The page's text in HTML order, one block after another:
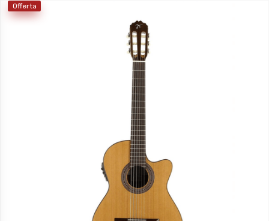
Offerta